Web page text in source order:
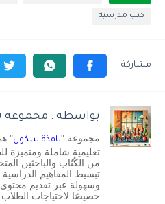
كتب مدرسية
بواسطة : مجموعة
مجموعة "نافذة سكول"
تعليمية شاملة ومتميزة
من الكُتّاب والباحثين
تبسيط المفاهيم
وسهولة عبر تقديم
خصيصًا لاحتياجات الطلاب